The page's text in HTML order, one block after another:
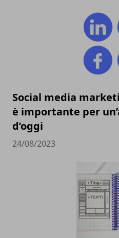
Social media
è importante per
d’oggi
24/08/2023